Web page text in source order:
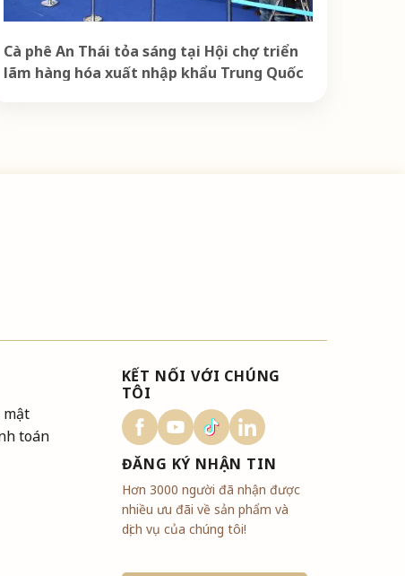
Cà phê An Thái tỏa sáng tại Hội chợ triển
lãm hàng hóa xuất nhập khẩu Trung Quốc
mật
toán
KẾT NỐI VỚI CHÚNG
TÔI
ĐĂNG KÝ NHẬN TIN
Hơn 3000 người đã nhận được
nhiều ưu đãi về sản phẩm và
dịch vụ của chúng tôi!